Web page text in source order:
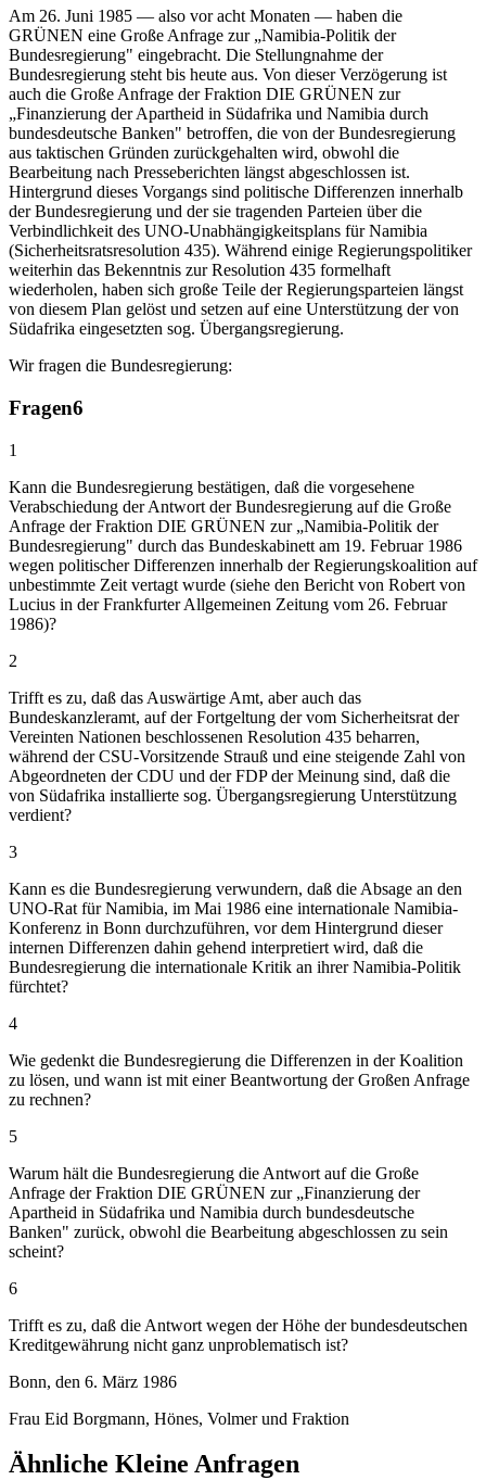
Am 26. Juni 1985 — also vor acht Monaten — haben die
GRÜNEN eine Große Anfrage zur „Namibia-Politik der
Bundesregierung" eingebracht. Die Stellungnahme der
Bundesregierung steht bis heute aus. Von dieser Verzögerung ist
auch die Große Anfrage der Fraktion DIE GRÜNEN zur
„Finanzierung der Apartheid in Südafrika und Namibia durch
bundesdeutsche Banken" betroffen, die von der Bundesregierung
aus taktischen Gründen zurückgehalten wird, obwohl die
Bearbeitung nach Presseberichten längst abgeschlossen ist.
Hintergrund dieses Vorgangs sind politische Differenzen innerhalb
der Bundesregierung und der sie tragenden Parteien über die
Verbindlichkeit des UNO-Unabhängigkeitsplans für Namibia
(Sicherheitsratsresolution 435). Während einige Regierungspolitiker
weiterhin das Bekenntnis zur Resolution 435 formelhaft
wiederholen, haben sich große Teile der Regierungsparteien längst
von diesem Plan gelöst und setzen auf eine Unterstützung der von
Südafrika eingesetzten sog. Übergangsregierung.
Wir fragen die Bundesregierung:
Fragen6
1
Kann die Bundesregierung bestätigen, daß die vorgesehene
Verabschiedung der Antwort der Bundesregierung auf die Große
Anfrage der Fraktion DIE GRÜNEN zur „Namibia-Politik der
Bundesregierung" durch das Bundeskabinett am 19. Februar 1986
wegen politischer Differenzen innerhalb der Regierungskoalition auf
unbestimmte Zeit vertagt wurde (siehe den Bericht von Robert von
Lucius in der Frankfurter Allgemeinen Zeitung vom 26. Februar
1986)?
2
Trifft es zu, daß das Auswärtige Amt, aber auch das
Bundeskanzleramt, auf der Fortgeltung der vom Sicherheitsrat der
Vereinten Nationen beschlossenen Resolution 435 beharren,
während der CSU-Vorsitzende Strauß und eine steigende Zahl von
Abgeordneten der CDU und der FDP der Meinung sind, daß die
von Südafrika installierte sog. Übergangsregierung Unterstützung
verdient?
3
Kann es die Bundesregierung verwundern, daß die Absage an den
UNO-Rat für Namibia, im Mai 1986 eine internationale Namibia-
Konferenz in Bonn durchzuführen, vor dem Hintergrund dieser
internen Differenzen dahin gehend interpretiert wird, daß die
Bundesregierung die internationale Kritik an ihrer Namibia-Politik
fürchtet?
4
Wie gedenkt die Bundesregierung die Differenzen in der Koalition
zu lösen, und wann ist mit einer Beantwortung der Großen Anfrage
zu rechnen?
5
Warum hält die Bundesregierung die Antwort auf die Große
Anfrage der Fraktion DIE GRÜNEN zur „Finanzierung der
Apartheid in Südafrika und Namibia durch bundesdeutsche
Banken" zurück, obwohl die Bearbeitung abgeschlossen zu sein
scheint?
6
Trifft es zu, daß die Antwort wegen der Höhe der bundesdeutschen
Kreditgewährung nicht ganz unproblematisch ist?
Bonn, den 6. März 1986
Frau Eid Borgmann, Hönes, Volmer und Fraktion
Ähnliche Kleine Anfragen